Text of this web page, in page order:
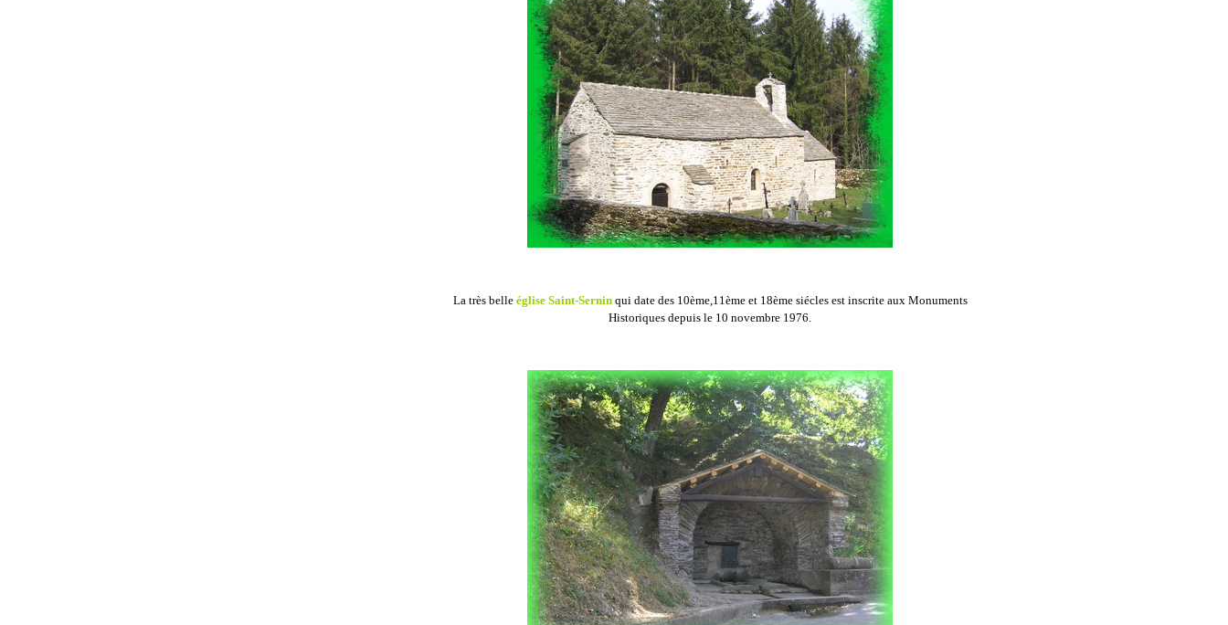
La très belle église Saint-Serninqui date des 10ème,11ème et 18ème siécles est inscrite aux Monuments
Historiques depuis le 10 novembre 1976.